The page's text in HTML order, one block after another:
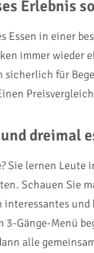
Erlebnis
Essen in einer
immer wieder
sicherlich für
dreimal
Sie lernen
Schauen Sie
interessantes
3-Gänge-Menü
alle